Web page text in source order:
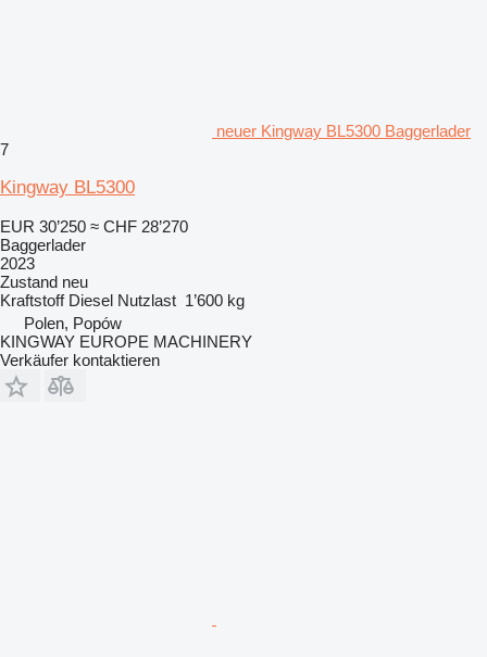
neuer Kingway BL5300 Baggerlader
7
Kingway BL5300
EUR 30’250 ≈ CHF 28’270
Baggerlader
2023
Zustand neu
Kraftstoff Diesel Nutzlast 1’600 kg
Polen, Popów
KINGWAY EUROPE MACHINERY
Verkäufer kontaktieren